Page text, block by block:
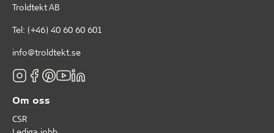
Troldtekt AB
Tel: (+46) 40 60 60 601
info@troldtekt.se
Om oss
CSR